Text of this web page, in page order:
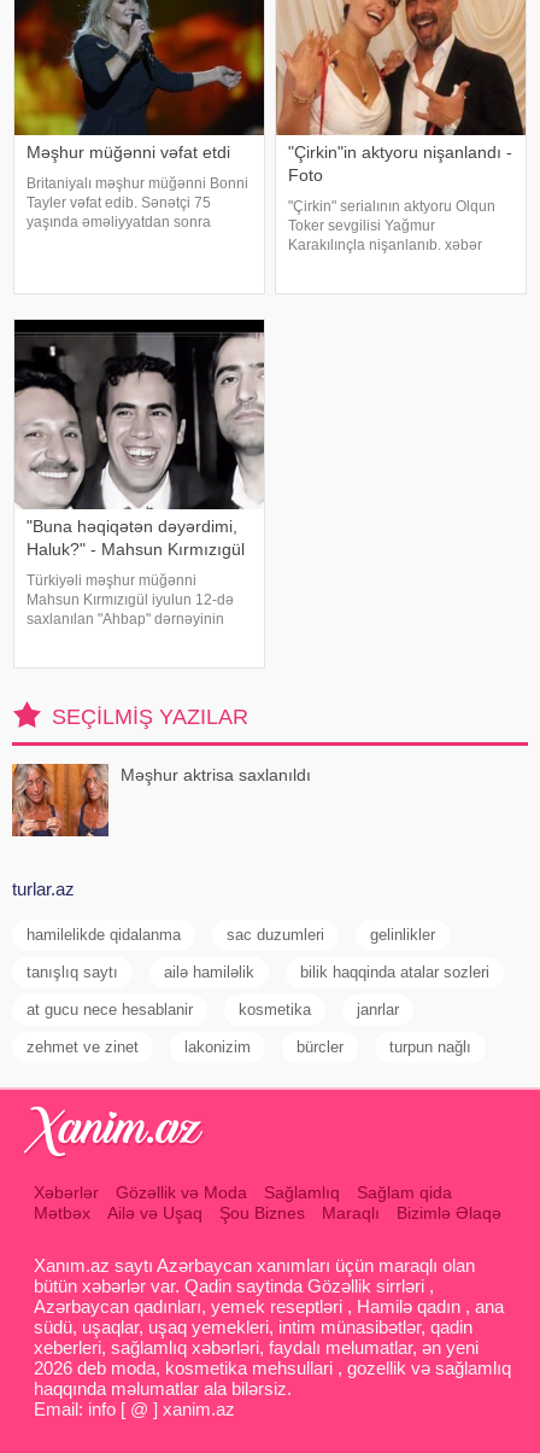
Məşhur müğənni vəfat etdi
Britaniyalı məşhur müğənni Bonni
Tayler vəfat edib. Sənətçi 75
yaşında əməliyyatdan sonra
"Çirkin"in aktyoru nişanlandı -
Foto
"Çirkin" serialının aktyoru Olqun
Toker sevgilisi Yağmur
Karakılınçla nişanlanıb. xəbər
"Buna həqiqətən dəyərdimi,
Haluk?" - Mahsun Kırmızıgül
Türkiyəli məşhur müğənni
Mahsun Kırmızıgül iyulun 12-də
saxlanılan "Ahbap" dərnəyinin
SEÇILMIŞ YAZILAR
Məşhur aktrisa saxlanıldı
turlar.az
hamilelikde qidalanma sac duzumleri gelinlikler
tanışlıq saytı ailə hamiləlik bilik haqqinda atalar sozleri
at gucu nece hesablanir kosmetika janrlar
zehmet ve zinet lakonizim bürcler turpun nağlı
Xəbərlər Gözəllik və Moda Sağlamlıq
Sağlam qida
Mətbəx
Ailə və Uşaq Şou Biznes Maraqlı Bizimlə Əlaqə
Xanım.az saytı Azərbaycan xanımları üçün maraqlı olan
bütün xəbərlər var. Qadin saytinda Gözəllik sirrləri ,
Azərbaycan qadınları, yemek reseptləri , Hamilə qadın , ana
südü, uşaqlar, uşaq yemekleri, intim münasibətlər, qadin
xeberleri, sağlamlıq xəbərləri, faydalı melumatlar, ən yeni
2026 deb moda, kosmetika mehsullari , gozellik və sağlamlıq
haqqında məlumatlar ala bilərsiz.
Email: info [ @ ] xanim.az